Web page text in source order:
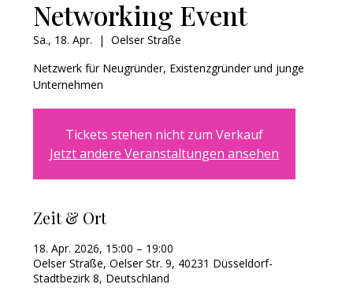
Networking Event
Sa., 18. Apr.
  |
Oelser Straße
Netzwerk für Neugründer, Existenzgründer und junge
Tickets stehen nicht zum Verkauf
Jetzt andere Veranstaltungen ansehen
Zeit & Ort
18. Apr. 2026, 15:00 – 19:00
Oelser Straße, Oelser Str. 9, 40231 Düsseldorf-
Stadtbezirk 8, Deutschland